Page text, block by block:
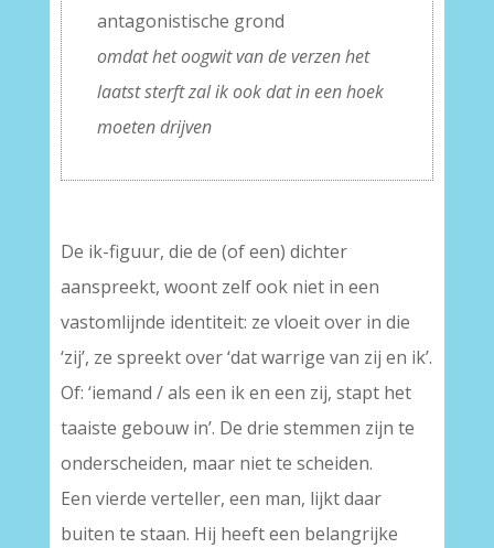
antagonistische grond
omdat het oogwit van de verzen het
laatst sterft zal ik ook dat in een hoek
moeten drijven
De ik-figuur, die de (of een) dichter
aanspreekt, woont zelf ook niet in een
vastomlijnde identiteit: ze vloeit over in die
‘zij’, ze spreekt over ‘dat warrige van zij en ik’.
Of: ‘iemand / als een ik en een zij, stapt het
taaiste gebouw in’. De drie stemmen zijn te
onderscheiden, maar niet te scheiden.
Een vierde verteller, een man, lijkt daar
buiten te staan. Hij heeft een belangrijke